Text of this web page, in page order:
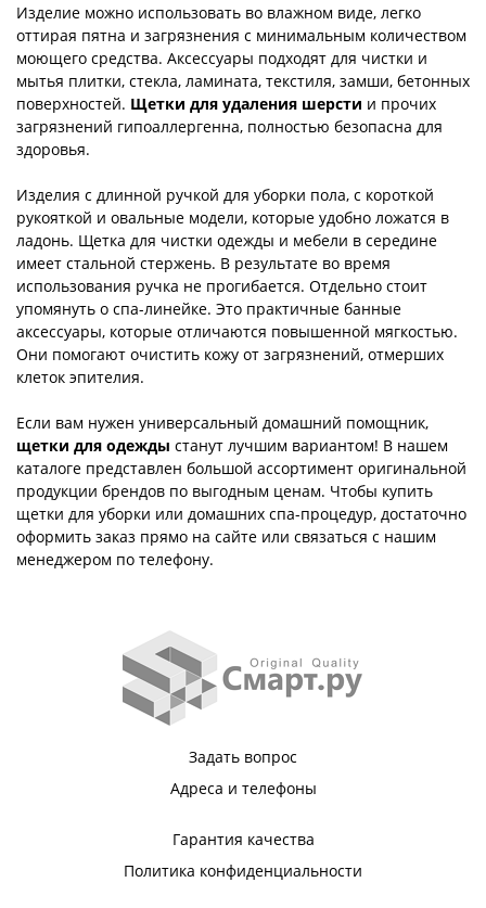
Изделие можно использовать во влажном виде, легко
оттирая пятна и загрязнения с минимальным количеством
моющего средства. Аксессуары подходят для чистки и
мытья плитки, стекла, ламината, текстиля, замши, бетонных
поверхностей. Щетки для удаления шерсти и прочих
загрязнений гипоаллергенна, полностью безопасна для
здоровья.
Изделия с длинной ручкой для уборки пола, с короткой
рукояткой и овальные модели, которые удобно ложатся в
ладонь. Щетка для чистки одежды и мебели в середине
имеет стальной стержень. В результате во время
использования ручка не прогибается. Отдельно стоит
упомянуть о спа-линейке. Это практичные банные
аксессуары, которые отличаются повышенной мягкостью.
Они помогают очистить кожу от загрязнений, отмерших
клеток эпителия.
Если вам нужен универсальный домашний помощник,
щетки для одежды станут лучшим вариантом! В нашем
каталоге представлен большой ассортимент оригинальной
продукции брендов по выгодным ценам. Чтобы купить
щетки для уборки или домашних спа-процедур, достаточно
оформить заказ прямо на сайте или связаться с нашим
менеджером по телефону.
Задать вопрос
Адреса и телефоны
Гарантия качества
Политика конфиденциальности